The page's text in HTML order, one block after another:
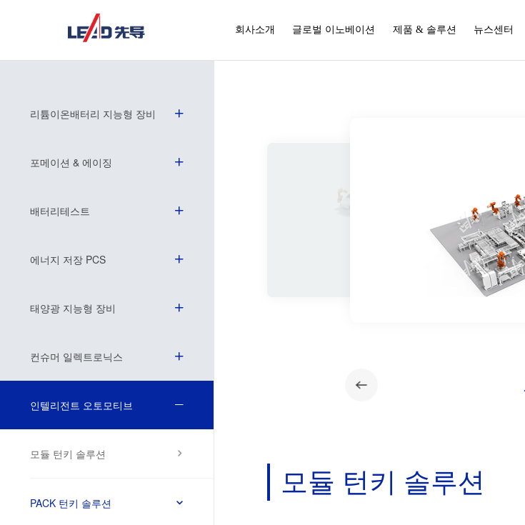
회사소개 글로벌 이노베이션 제품 & 솔루션 뉴스센터
리튬이온배터리 지능형 장비
포메이션 & 에이징
배터리테스트
에너지 저장 PCS
태양광 지능형 장비
컨슈머 일렉트로닉스
인텔리전트 오토모티브
모듈 턴키 솔루션
PACK 턴키 솔루션
자동차 신형 지능 장비
모듈 턴키 솔루션